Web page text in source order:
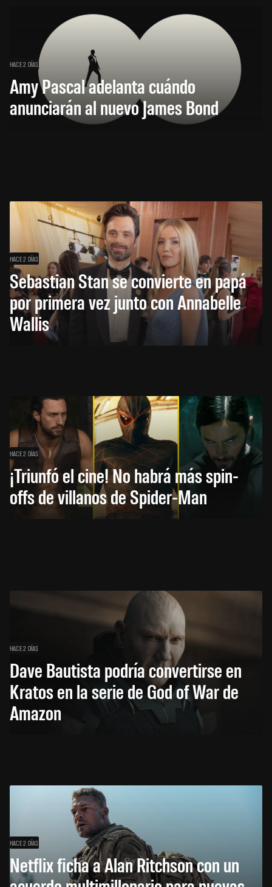
HACE 2 DÍAS
Amy Pascal adelanta cuándo
anunciarán al nuevo James Bond
HACE 2 DÍAS
Sebastian Stan se convierte en papá
por primera vez junto con Annabelle
Wallis
HACE 2 DÍAS
¡Triunfó el cine! No habrá más spin-
offs de villanos de Spider-Man
HACE 2 DÍAS
Dave Bautista podría convertirse en
Kratos en la serie de God of War de
Amazon
HACE 2 DÍAS
Netflix ficha a Alan Ritchson con un